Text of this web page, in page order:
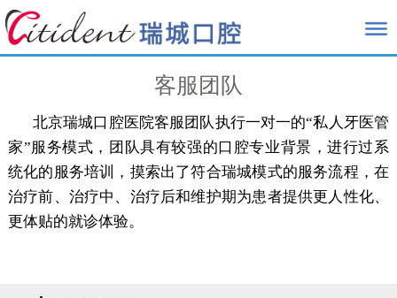
客服团队
北京瑞城口腔医院客服团队执行一对一的“私人牙医管
家”服务模式，团队具有较强的口腔专业背景，进行过系
统化的服务培训，摸索出了符合瑞城模式的服务流程，在
治疗前、治疗中、治疗后和维护期为患者提供更人性化、
更体贴的就诊体验。